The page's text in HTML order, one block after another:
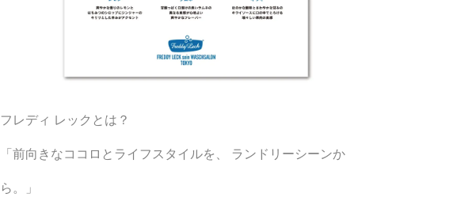
フレディ レックとは？
「前向きなココロとライフスタイルを、 ランドリーシーンか
ら。」